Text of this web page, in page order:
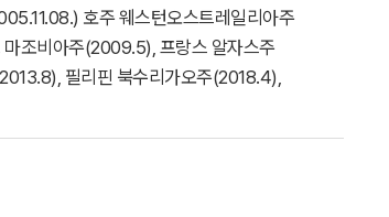
호주 웨스턴오스트레일리아주
조비아주(2009.5), 프랑스 알자스주
필리핀 북수리가오주(2018.4),